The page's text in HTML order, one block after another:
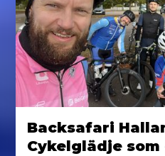
Backsafari
Cykelglädje